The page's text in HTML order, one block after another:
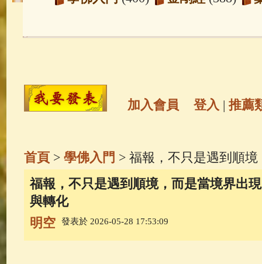
玉曆寶鈔(236) 地藏經(225)
高僧故事 (141) 放生護生 (133)
一切如來心秘密全身舍利寶篋印
釋迦牟尼佛傳
善財童子五十三參(57) 觀世音
加入會員 登入 | 推薦
首頁> 學佛入門 > 福報，不只是遇到順
福報，不只是遇到順境，而是當境界出
與轉化
明空
發表於 2026-05-28 17:53:09